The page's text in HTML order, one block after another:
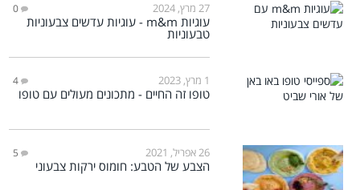
27 מרץ, 2024 0
עוגיות m&m - עוגיות עדשים צבעוניות
טבעוניות
1 מרץ, 2023 4
טופו זה החיים - מתכונים מעולים עם טופו
26 אפריל, 2021 5
הצבע של הטבע: חומוס ירקות צבעוני